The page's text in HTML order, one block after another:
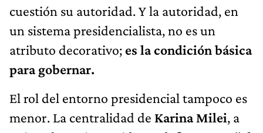
cuestión su autoridad. Y la autoridad, en
un sistema presidencialista, no es un
atributo decorativo; es la condición básica
para gobernar.
El rol del entorno presidencial tampoco es
menor. La centralidad de Karina Milei, a